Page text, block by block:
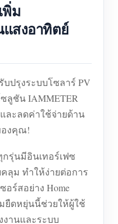
พลังงาน
บโซลาร์ PV
งาน
ณฑ์
พิ่ม
สงอาทิตย์
บปรุงระบบโซลาร์ PV
ลูชัน IAMMETER
ละลดค่าใช้จ่ายด้าน
องคุณ!
กรุ่นมีอินเทอร์เฟซ
ลุม ทำให้ง่ายต่อการ
ร์สอย่าง Home
มยืดหยุ่นนี้ช่วยให้ผู้ใช้
งานและระบบ